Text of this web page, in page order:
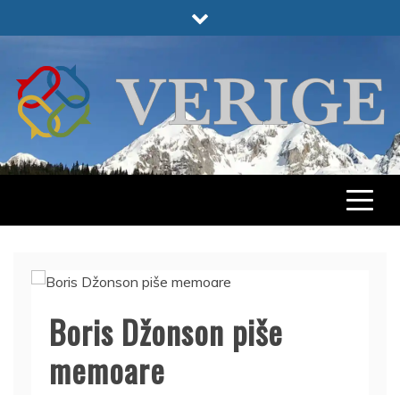
to
VERIGE
ODABRANO
Boris Džonson piše
memoare